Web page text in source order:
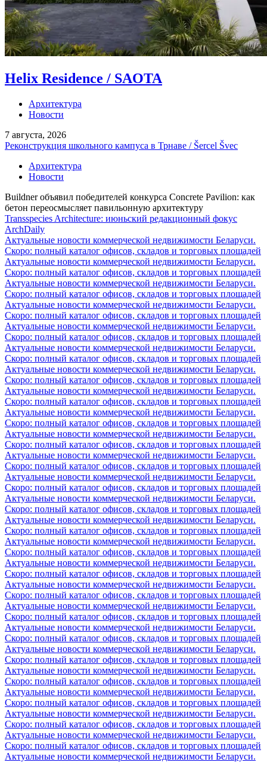
Helix Residence / SAOTA
Архитектура
Новости
7 августа, 2026
Реконструкция школьного кампуса в Трнаве / Šercel Švec
Архитектура
Новости
Buildner объявил победителей конкурса Concrete Pavilion: как
бетон переосмысляет павильонную архитектуру
Transspecies Architecture: июньский редакционный фокус
ArchDaily
Актуальные новости коммерческой недвижимости Беларуси.
Скоро: полный каталог офисов, складов и торговых площадей
Актуальные новости коммерческой недвижимости Беларуси.
Скоро: полный каталог офисов, складов и торговых площадей
Актуальные новости коммерческой недвижимости Беларуси.
Скоро: полный каталог офисов, складов и торговых площадей
Актуальные новости коммерческой недвижимости Беларуси.
Скоро: полный каталог офисов, складов и торговых площадей
Актуальные новости коммерческой недвижимости Беларуси.
Скоро: полный каталог офисов, складов и торговых площадей
Актуальные новости коммерческой недвижимости Беларуси.
Скоро: полный каталог офисов, складов и торговых площадей
Актуальные новости коммерческой недвижимости Беларуси.
Скоро: полный каталог офисов, складов и торговых площадей
Актуальные новости коммерческой недвижимости Беларуси.
Скоро: полный каталог офисов, складов и торговых площадей
Актуальные новости коммерческой недвижимости Беларуси.
Скоро: полный каталог офисов, складов и торговых площадей
Актуальные новости коммерческой недвижимости Беларуси.
Скоро: полный каталог офисов, складов и торговых площадей
Актуальные новости коммерческой недвижимости Беларуси.
Скоро: полный каталог офисов, складов и торговых площадей
Актуальные новости коммерческой недвижимости Беларуси.
Скоро: полный каталог офисов, складов и торговых площадей
Актуальные новости коммерческой недвижимости Беларуси.
Скоро: полный каталог офисов, складов и торговых площадей
Актуальные новости коммерческой недвижимости Беларуси.
Скоро: полный каталог офисов, складов и торговых площадей
Актуальные новости коммерческой недвижимости Беларуси.
Скоро: полный каталог офисов, складов и торговых площадей
Актуальные новости коммерческой недвижимости Беларуси.
Скоро: полный каталог офисов, складов и торговых площадей
Актуальные новости коммерческой недвижимости Беларуси.
Скоро: полный каталог офисов, складов и торговых площадей
Актуальные новости коммерческой недвижимости Беларуси.
Скоро: полный каталог офисов, складов и торговых площадей
Актуальные новости коммерческой недвижимости Беларуси.
Скоро: полный каталог офисов, складов и торговых площадей
Актуальные новости коммерческой недвижимости Беларуси.
Скоро: полный каталог офисов, складов и торговых площадей
Актуальные новости коммерческой недвижимости Беларуси.
Скоро: полный каталог офисов, складов и торговых площадей
Актуальные новости коммерческой недвижимости Беларуси.
Скоро: полный каталог офисов, складов и торговых площадей
Актуальные новости коммерческой недвижимости Беларуси.
Скоро: полный каталог офисов, складов и торговых площадей
Актуальные новости коммерческой недвижимости Беларуси.
Скоро: полный каталог офисов, складов и торговых площадей
Актуальные новости коммерческой недвижимости Беларуси.